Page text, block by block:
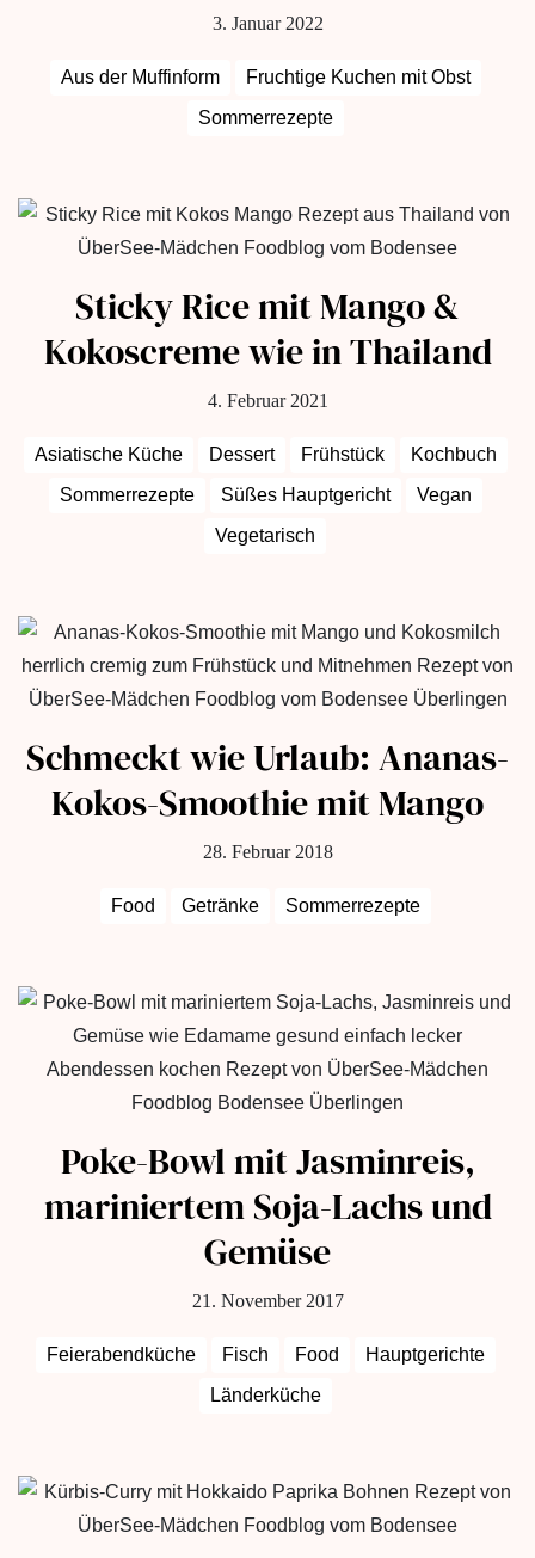
3. Januar 2022
Aus der Muffinform
Fruchtige Kuchen mit Obst
Sommerrezepte
Sticky Rice mit Mango &
Kokoscreme wie in Thailand
4. Februar 2021
Asiatische Küche Dessert Frühstück
Kochbuch
Sommerrezepte
Süßes Hauptgericht
Vegan
Vegetarisch
Schmeckt wie Urlaub: Ananas-
Kokos-Smoothie mit Mango
28. Februar 2018
Food Getränke Sommerrezepte
Poke-Bowl mit Jasminreis,
mariniertem Soja-Lachs und
Gemüse
21. November 2017
Feierabendküche Fisch Food
Hauptgerichte
Länderküche